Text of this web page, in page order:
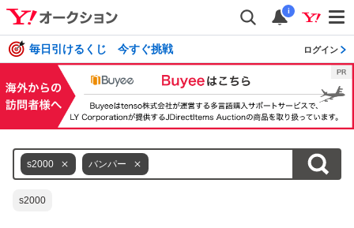
i
毎日引けるくじ 今すぐ挑戦 ログイン
s2000 バンパー
s2000